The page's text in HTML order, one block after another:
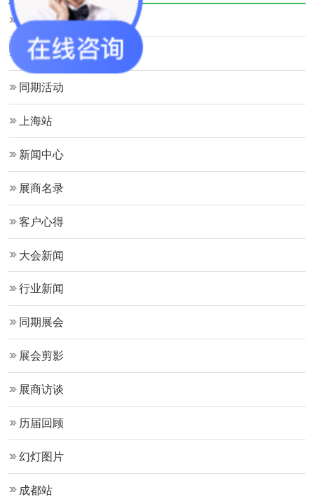
大会新闻
行业新闻
同期活动
上海站
新闻中心
展商名录
客户心得
大会新闻
行业新闻
同期展会
展会剪影
展商访谈
历届回顾
幻灯图片
成都站